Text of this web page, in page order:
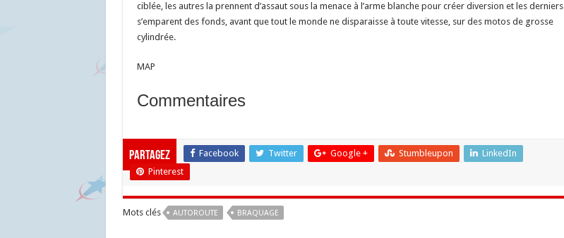
ciblée, les autres la prennent d’assaut sous la menace à l’arme blanche pour créer diversion et les derniers
s’emparent des fonds, avant que tout le monde ne disparaisse à toute vitesse, sur des motos de grosse
cylindrée.
MAP
Commentaires
Partagez Facebook Twitter Google + Stumbleupon
LinkedIn
Pinterest
Mots clés AUTOROUTE BRAQUAGE